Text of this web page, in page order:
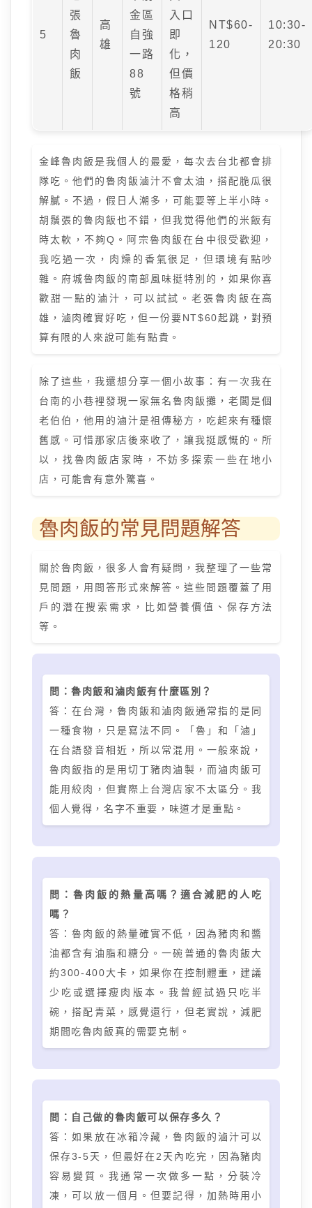
5
張
魯
肉
飯
高
雄
金區
自強
一路
88
號
入口
即
化，
但價
格稍
高
NT$60-
120
10:30-
20:30
金峰魯肉飯是我個人的最愛，每次去台北都會排
隊吃。他們的魯肉飯滷汁不會太油，搭配脆瓜很
解膩。不過，假日人潮多，可能要等上半小時。
胡鬚張的魯肉飯也不錯，但我觉得他們的米飯有
時太軟，不夠Q。阿宗魯肉飯在台中很受歡迎，
我吃過一次，肉燥的香氣很足，但環境有點吵
雜。府城魯肉飯的南部風味挺特別的，如果你喜
歡甜一點的滷汁，可以試試。老張魯肉飯在高
雄，滷肉確實好吃，但一份要NT$60起跳，對預
算有限的人來說可能有點貴。
除了這些，我還想分享一個小故事：有一次我在
台南的小巷裡發現一家無名魯肉飯攤，老闆是個
老伯伯，他用的滷汁是祖傳秘方，吃起來有種懷
舊感。可惜那家店後來收了，讓我挺感慨的。所
以，找魯肉飯店家時，不妨多探索一些在地小
店，可能會有意外驚喜。
魯肉飯的常見問題解答
關於魯肉飯，很多人會有疑問，我整理了一些常
見問題，用問答形式來解答。這些問題覆蓋了用
戶的潛在搜索需求，比如營養價值、保存方法
等。
問：魯肉飯和滷肉飯有什麼區別？
答：在台灣，魯肉飯和滷肉飯通常指的是同
一種食物，只是寫法不同。「魯」和「滷」
在台語發音相近，所以常混用。一般來說，
魯肉飯指的是用切丁豬肉滷製，而滷肉飯可
能用絞肉，但實際上台灣店家不太區分。我
個人覺得，名字不重要，味道才是重點。
問：魯肉飯的熱量高嗎？適合減肥的人吃
嗎？
答：魯肉飯的熱量確實不低，因為豬肉和醬
油都含有油脂和糖分。一碗普通的魯肉飯大
約300-400大卡，如果你在控制體重，建議
少吃或選擇瘦肉版本。我曾經試過只吃半
碗，搭配青菜，感覺還行，但老實說，減肥
期間吃魯肉飯真的需要克制。
問：自己做的魯肉飯可以保存多久？
答：如果放在冰箱冷藏，魯肉飯的滷汁可以
保存3-5天，但最好在2天內吃完，因為豬肉
容易變質。我通常一次做多一點，分裝冷
凍，可以放一個月。但要記得，加熱時用小